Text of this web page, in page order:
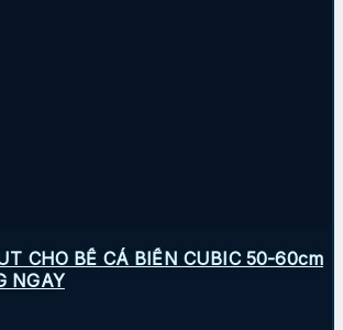
CHO BỂ CÁ BIỂN CUBIC 50-60cm
NGAY